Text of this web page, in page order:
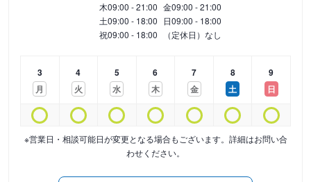
木09:00 - 21:00 金09:00 - 21:00
土09:00 - 18:00 日09:00 - 18:00
祝09:00 - 18:00 （定休日）なし
3
月
4
火
5
水
6
木
7
金
8
土
9
日
※営業日・相談可能日が変更となる場合もございます。詳細はお問い合
わせください。